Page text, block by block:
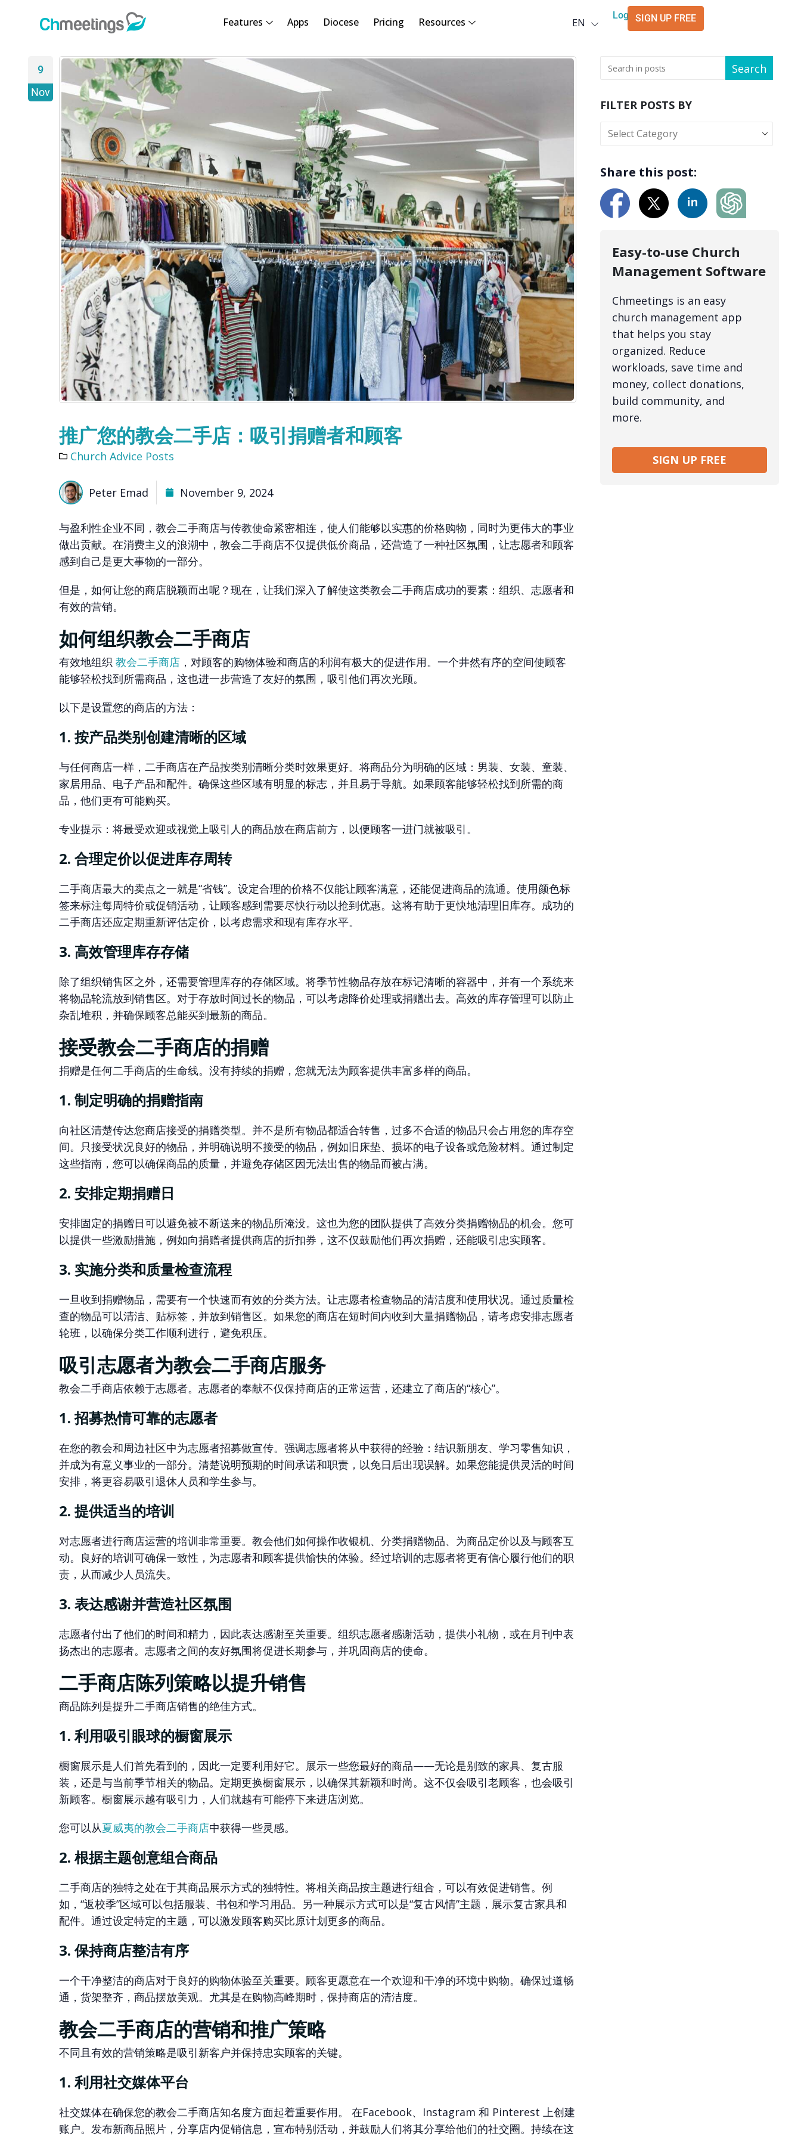
Features Apps Diocese Pricing Resources EN
العربية
LoginSIGN UP FREE
9
Nov
推广您的教会二手店：吸引捐赠者和顾客
Church Advice Posts
Peter Emad November 9, 2024
与盈利性企业不同，教会二手商店与传教使命紧密相连，使人们能够以实惠的价格购物，同时为更伟大的事业
做出贡献。在消费主义的浪潮中，教会二手商店不仅提供低价商品，还营造了一种社区氛围，让志愿者和顾客
感到自己是更大事物的一部分。
但是，如何让您的商店脱颖而出呢？现在，让我们深入了解使这类教会二手商店成功的要素：组织、志愿者和
有效的营销。
如何组织教会二手商店
有效地组织 教会二手商店，对顾客的购物体验和商店的利润有极大的促进作用。一个井然有序的空间使顾客
能够轻松找到所需商品，这也进一步营造了友好的氛围，吸引他们再次光顾。
以下是设置您的商店的方法：
1. 按产品类别创建清晰的区域
与任何商店一样，二手商店在产品按类别清晰分类时效果更好。将商品分为明确的区域：男装、女装、童装、
家居用品、电子产品和配件。确保这些区域有明显的标志，并且易于导航。如果顾客能够轻松找到所需的商
品，他们更有可能购买。
专业提示：将最受欢迎或视觉上吸引人的商品放在商店前方，以便顾客一进门就被吸引。
2. 合理定价以促进库存周转
二手商店最大的卖点之一就是“省钱”。设定合理的价格不仅能让顾客满意，还能促进商品的流通。使用颜色标
签来标注每周特价或促销活动，让顾客感到需要尽快行动以抢到优惠。这将有助于更快地清理旧库存。成功的
二手商店还应定期重新评估定价，以考虑需求和现有库存水平。
3. 高效管理库存存储
除了组织销售区之外，还需要管理库存的存储区域。将季节性物品存放在标记清晰的容器中，并有一个系统来
将物品轮流放到销售区。对于存放时间过长的物品，可以考虑降价处理或捐赠出去。高效的库存管理可以防止
杂乱堆积，并确保顾客总能买到最新的商品。
接受教会二手商店的捐赠
捐赠是任何二手商店的生命线。没有持续的捐赠，您就无法为顾客提供丰富多样的商品。
1. 制定明确的捐赠指南
向社区清楚传达您商店接受的捐赠类型。并不是所有物品都适合转售，过多不合适的物品只会占用您的库存空
间。只接受状况良好的物品，并明确说明不接受的物品，例如旧床垫、损坏的电子设备或危险材料。通过制定
这些指南，您可以确保商品的质量，并避免存储区因无法出售的物品而被占满。
2. 安排定期捐赠日
安排固定的捐赠日可以避免被不断送来的物品所淹没。这也为您的团队提供了高效分类捐赠物品的机会。您可
以提供一些激励措施，例如向捐赠者提供商店的折扣券，这不仅鼓励他们再次捐赠，还能吸引忠实顾客。
3. 实施分类和质量检查流程
一旦收到捐赠物品，需要有一个快速而有效的分类方法。让志愿者检查物品的清洁度和使用状况。通过质量检
查的物品可以清洁、贴标签，并放到销售区。如果您的商店在短时间内收到大量捐赠物品，请考虑安排志愿者
轮班，以确保分类工作顺利进行，避免积压。
吸引志愿者为教会二手商店服务
教会二手商店依赖于志愿者。志愿者的奉献不仅保持商店的正常运营，还建立了商店的“核心”。
1. 招募热情可靠的志愿者
在您的教会和周边社区中为志愿者招募做宣传。强调志愿者将从中获得的经验：结识新朋友、学习零售知识，
并成为有意义事业的一部分。清楚说明预期的时间承诺和职责，以免日后出现误解。如果您能提供灵活的时间
安排，将更容易吸引退休人员和学生参与。
2. 提供适当的培训
对志愿者进行商店运营的培训非常重要。教会他们如何操作收银机、分类捐赠物品、为商品定价以及与顾客互
动。良好的培训可确保一致性，为志愿者和顾客提供愉快的体验。经过培训的志愿者将更有信心履行他们的职
责，从而减少人员流失。
3. 表达感谢并营造社区氛围
志愿者付出了他们的时间和精力，因此表达感谢至关重要。组织志愿者感谢活动，提供小礼物，或在月刊中表
扬杰出的志愿者。志愿者之间的友好氛围将促进长期参与，并巩固商店的使命。
二手商店陈列策略以提升销售
商品陈列是提升二手商店销售的绝佳方式。
1. 利用吸引眼球的橱窗展示
橱窗展示是人们首先看到的，因此一定要利用好它。展示一些您最好的商品——无论是别致的家具、复古服
装，还是与当前季节相关的物品。定期更换橱窗展示，以确保其新颖和时尚。这不仅会吸引老顾客，也会吸引
新顾客。橱窗展示越有吸引力，人们就越有可能停下来进店浏览。
您可以从夏威夷的教会二手商店中获得一些灵感。
2. 根据主题创意组合商品
二手商店的独特之处在于其商品展示方式的独特性。将相关商品按主题进行组合，可以有效促进销售。例
如，“返校季”区域可以包括服装、书包和学习用品。另一种展示方式可以是“复古风情”主题，展示复古家具和
配件。通过设定特定的主题，可以激发顾客购买比原计划更多的商品。
3. 保持商店整洁有序
一个干净整洁的商店对于良好的购物体验至关重要。顾客更愿意在一个欢迎和干净的环境中购物。确保过道畅
通，货架整齐，商品摆放美观。尤其是在购物高峰期时，保持商店的清洁度。
教会二手商店的营销和推广策略
不同且有效的营销策略是吸引新客户并保持忠实顾客的关键。
1. 利用社交媒体平台
社交媒体在确保您的教会二手商店知名度方面起着重要作用。 在Facebook、Instagram 和 Pinterest 上创建
账户。发布新商品照片，分享店内促销信息，宣布特别活动，并鼓励人们将其分享给他们的社交圈。持续在这
Search
FILTER POSTS BY
Share this post:
Easy-to-use Church
Management Software
Chmeetings is an easy
church management app
that helps you stay
organized. Reduce
workloads, save time and
money, collect donations,
build community, and
more.
SIGN UP FREE